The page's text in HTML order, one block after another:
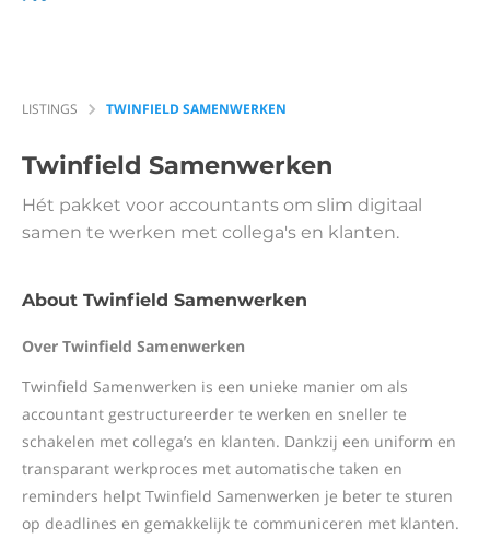
LISTINGS TWINFIELD SAMENWERKEN
Twinfield Samenwerken
Hét pakket voor accountants om slim digitaal
samen te werken met collega's en klanten.
About Twinfield Samenwerken
Over Twinfield Samenwerken
Twinfield Samenwerken is een unieke manier om als
accountant gestructureerder te werken en sneller te
schakelen met collega’s en klanten. Dankzij een uniform en
transparant werkproces met automatische taken en
reminders helpt Twinfield Samenwerken je beter te sturen
op deadlines en gemakkelijk te communiceren met klanten.